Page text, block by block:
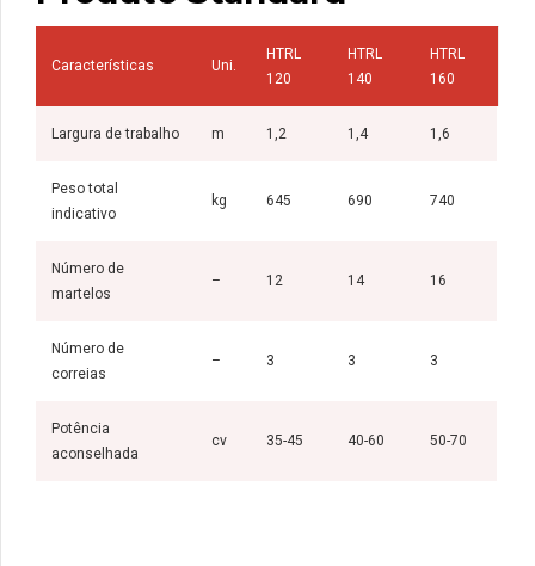
Características Uni.
HTRL
120
HTRL
140
HTRL
160
Largura de trabalho m 1,2 1,4 1,6
Peso total
indicativo
kg 645 690 740
Número de
martelos
– 12 14 16
Número de
correias
– 3 3 3
Potência
aconselhada
cv 35-45 40-60 50-70